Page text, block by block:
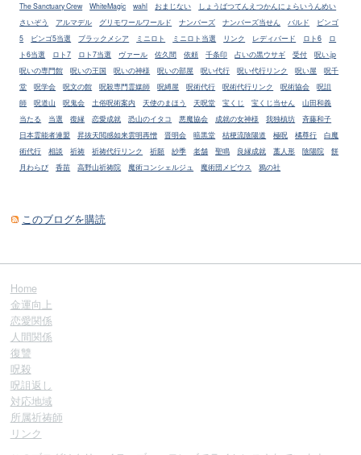
The Sanctuary Crew
WhiteMagic wahl おまじない
しょうばつてんえつかんにょらいうんめい
さいぞう
アルマデル グリモワールワールド ナンバーズ ナンバーズ当せん バルド
ビンゴ
5
ビンゴ5当選 ブラックメシア ミニロト ミニロト当選 リンク レディバード ロト6
ロ
ト6当選
ロト7 ロト7当選 ヴァール 佐久間 依頼 千条印 占いの黒ウサギ 受付
呪い.jp
呪いの専門館
呪いの王国 呪いの神様 呪いの部屋 呪い代行 呪い代行リンク 呪い屋
呪千
堂
呪学会 呪文の館 呪殺専門霊媒師 呪縛屋 呪術代行 呪術代行リンク 呪術協会
呪詛
師
呪道山 呪鬼会 土俗呪術案内 天使のまほう 天呪堂 宝くじ 宝くじ当せん
山田和義
当たる
当選 復縁 恋愛成就 恐山のイタコ 悪魔協会 成就の女神様 我独槙坊
斉藤和子
日本霊能者連盟
昇抜天閲感如来雲明再憎 晋明会 暗黒堂 桔梗流陰陽道 極呪 橘尊行
白魔
術代行
相談 祈祷 祈祷代行リンク 祈願 紗季 老舗 聖鳴 良縁成就 藁人形 陰陽院
餅
月わらび
香苗 高野山祈祷院 魔術コンシェルジュ 魔術団メビウス 鴉の社
このブログを購読
Home
金運向上
恋愛関係
人間関係
復讐
呪殺
呪詛返し
対応地域
所属祈祷師
リンク